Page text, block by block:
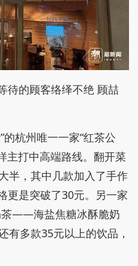
待的顾客络绎不绝 顾喆
的杭州唯一一家“红茶公
主打中高端路线。翻开菜
半，其中几款加入了手作
更是突破了30元。另一家
茶——海盐焦糖冰酥脆奶
有多款35元以上的饮品，